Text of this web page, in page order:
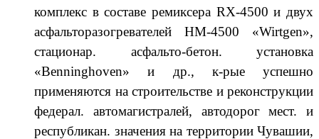
комплекс в составе ремиксера RX-4500 и двух
асфальторазогревателей НМ-4500 «Wirtgen»,
стационар. асфальто-бетон. установка
«Benninghoven» и др.,
к-рые успешно
применяются на строительстве и реконструкции
федерал. автомагистралей, автодорог мест. и
республикан. значения на территории Чувашии,